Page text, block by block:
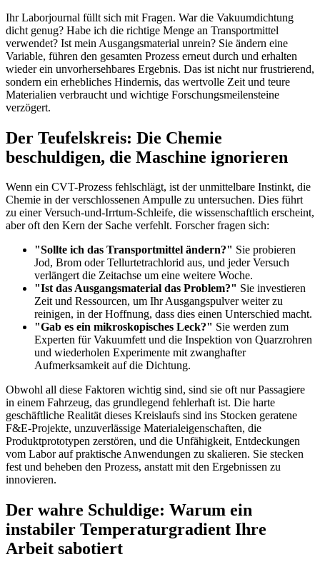
Ihr Laborjournal füllt sich mit Fragen. War die Vakuumdichtung
dicht genug? Habe ich die richtige Menge an Transportmittel
verwendet? Ist mein Ausgangsmaterial unrein? Sie ändern eine
Variable, führen den gesamten Prozess erneut durch und erhalten
wieder ein unvorhersehbares Ergebnis. Das ist nicht nur frustrierend,
sondern ein erhebliches Hindernis, das wertvolle Zeit und teure
Materialien verbraucht und wichtige Forschungsmeilensteine
verzögert.
Der Teufelskreis: Die Chemie
beschuldigen, die Maschine ignorieren
Wenn ein CVT-Prozess fehlschlägt, ist der unmittelbare Instinkt, die
Chemie in der verschlossenen Ampulle zu untersuchen. Dies führt
zu einer Versuch-und-Irrtum-Schleife, die wissenschaftlich erscheint,
aber oft den Kern der Sache verfehlt. Forscher fragen sich:
"Sollte ich das Transportmittel ändern?" Sie probieren
Jod, Brom oder Tellurtetrachlorid aus, und jeder Versuch
verlängert die Zeitachse um eine weitere Woche.
"Ist das Ausgangsmaterial das Problem?" Sie investieren
Zeit und Ressourcen, um Ihr Ausgangspulver weiter zu
reinigen, in der Hoffnung, dass dies einen Unterschied macht.
"Gab es ein mikroskopisches Leck?" Sie werden zum
Experten für Vakuumfett und die Inspektion von Quarzrohren
und wiederholen Experimente mit zwanghafter
Aufmerksamkeit auf die Dichtung.
Obwohl all diese Faktoren wichtig sind, sind sie oft nur Passagiere
in einem Fahrzeug, das grundlegend fehlerhaft ist. Die harte
geschäftliche Realität dieses Kreislaufs sind ins Stocken geratene
F&E-Projekte, unzuverlässige Materialeigenschaften, die
Produktprototypen zerstören, und die Unfähigkeit, Entdeckungen
vom Labor auf praktische Anwendungen zu skalieren. Sie stecken
fest und beheben den Prozess, anstatt mit den Ergebnissen zu
innovieren.
Der wahre Schuldige: Warum ein
instabiler Temperaturgradient Ihre
Arbeit sabotiert